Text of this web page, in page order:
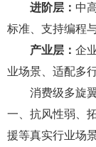
进阶层： 中
标准、支持编程
产业层： 企
业场景、适配多
消费级多旋
一、抗风性弱、
援等真实行业场